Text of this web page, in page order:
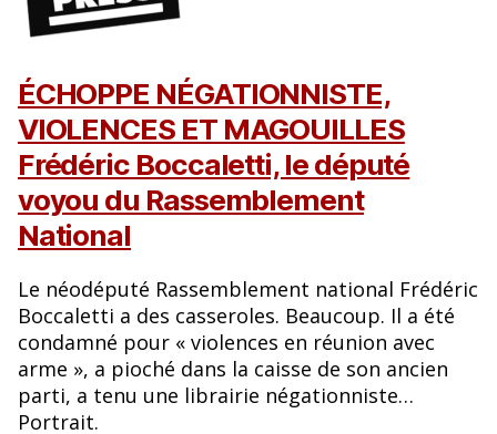
ÉCHOPPE NÉGATIONNISTE,
VIOLENCES ET MAGOUILLES
Frédéric Boccaletti, le député
voyou du Rassemblement
National
Le néodéputé Rassemblement national Frédéric
Boccaletti a des casseroles. Beaucoup. Il a été
condamné pour « violences en réunion avec
arme », a pioché dans la caisse de son ancien
parti, a tenu une librairie négationniste…
Portrait.